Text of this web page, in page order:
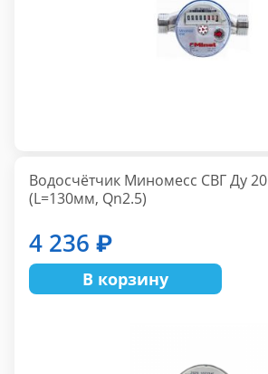
Водосчётчик Миномесс СВГ Ду 20 (горячий)
(L=130мм, Qn2.5)
4 236 ₽
В корзину